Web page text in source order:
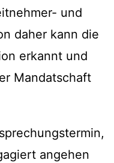
und
daher kann die
erkannt und
Mandatschaft
angehen